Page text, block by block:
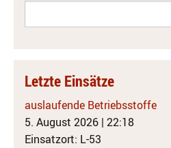
Letzte Einsätze
auslaufende Betriebsstoffe
5. August 2026 | 22:18
Einsatzort: L-53